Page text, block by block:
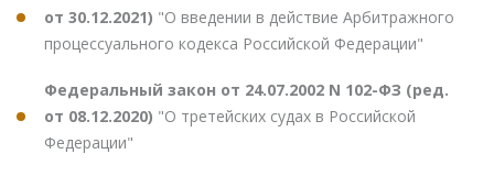
от 30.12.2021) "О введении в действие Арбитражного
процессуального кодекса Российской Федерации"
Федеральный закон от 24.07.2002 N 102-ФЗ (ред.
от 08.12.2020) "О третейских судах в Российской
Федерации"